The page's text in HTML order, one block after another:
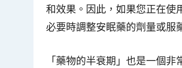
和效果。因此，如果您正在使
必要時調整安眠藥的劑量或服
「藥物的半衰期」也是一個